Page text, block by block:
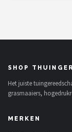
SHOP
Het juiste
grasmaaiers,
MERKEN